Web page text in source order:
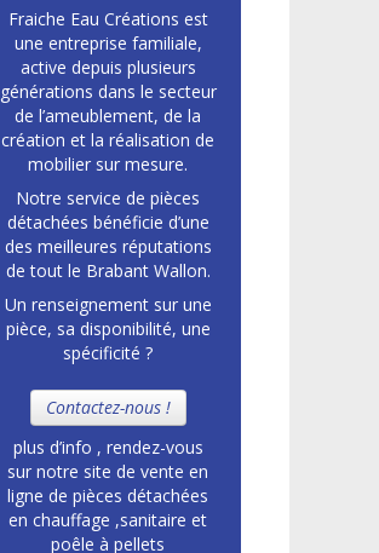
Fraiche Eau Créations est
une entreprise familiale,
active depuis plusieurs
générations dans le secteur
de l’ameublement, de la
création et la réalisation de
mobilier sur mesure.
Notre service de pièces
détachées bénéficie d’une
des meilleures réputations
de tout le Brabant Wallon.
Un renseignement sur une
pièce, sa disponibilité, une
spécificité ?
Contactez-nous !
plus d’info , rendez-vous
sur notre site de vente en
ligne de pièces détachées
en chauffage ,sanitaire et
poêle à pellets